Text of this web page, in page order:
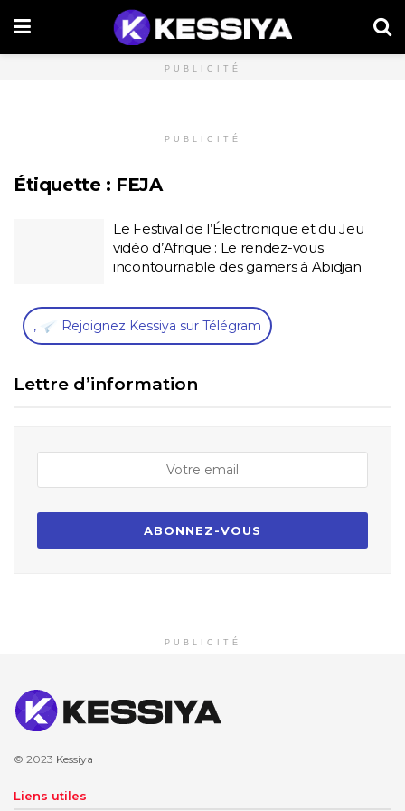
PUBLICITÉ
PUBLICITÉ
Étiquette : FEJA
Le Festival de l’Électronique et du Jeu
vidéo d’Afrique : Le rendez-vous
incontournable des gamers à Abidjan
, Rejoignez Kessiya sur Télégram
Lettre d’information
PUBLICITÉ
© 2023 Kessiya
Liens utiles